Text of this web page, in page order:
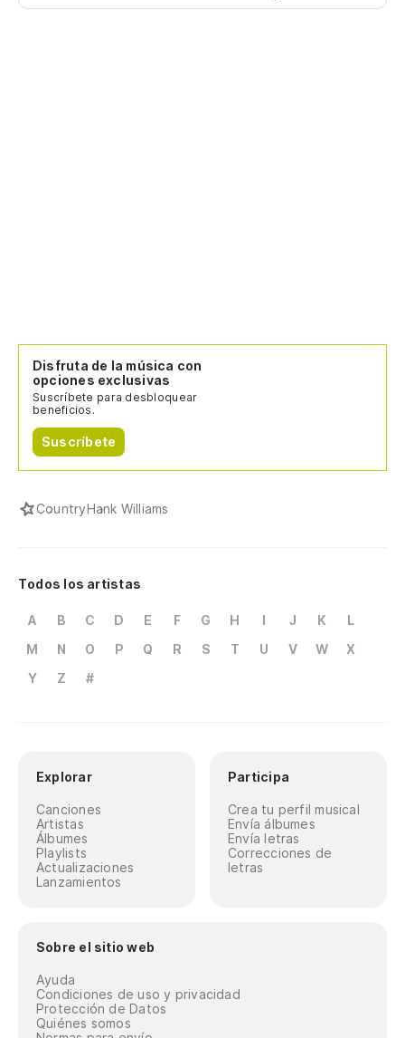
Disfruta de la música con
opciones exclusivas
Suscríbete para desbloquear
beneficios.
Suscríbete
CountryHank Williams
Todos los artistas
A B C D E F G H I J K
L
M
N O P Q R S T U V W
X
Y
Z #
Explorar
Canciones
Artistas
Álbumes
Playlists
Actualizaciones
Lanzamientos
Participa
Crea tu perfil musical
Envía álbumes
Envía letras
Correcciones de
letras
Sobre el sitio web
Ayuda
Condiciones de uso y privacidad
Protección de Datos
Quiénes somos